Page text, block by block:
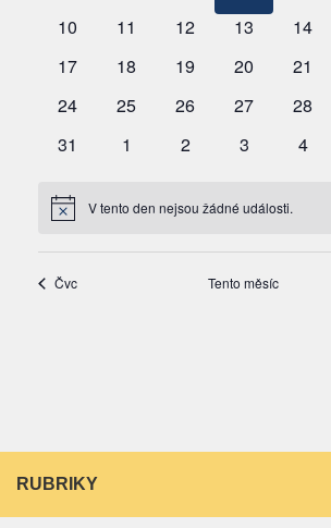
RUBRIKY